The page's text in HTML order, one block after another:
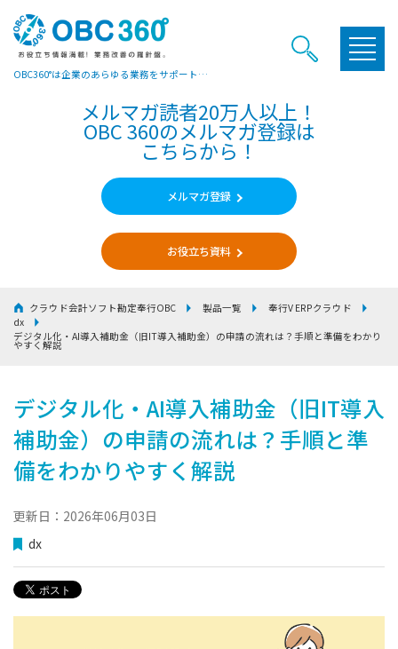
OBC360°は企業のあらゆる業務をサポートするヒントやお役立ち情報をご提供しています
メルマガ読者20万人以上！
OBC 360のメルマガ登録は
こちらから！
メルマガ登録
お役立ち資料
クラウド会計ソフト勘定奉行OBC 製品一覧
奉行V ERPクラウド
dx
デジタル化・AI導入補助金（旧IT導入補助金）の申請の流れは？手順と準備をわかり
やすく解説
デジタル化・AI導入補助金（旧IT導入
補助金）の申請の流れは？手順と準
備をわかりやすく解説
更新日：2026年06月03日
dx